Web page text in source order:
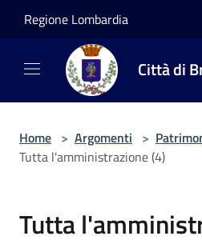
Regione Lombardia
Città di
Home > Argomenti >
Tutta l'amministrazione (4)
Tutta